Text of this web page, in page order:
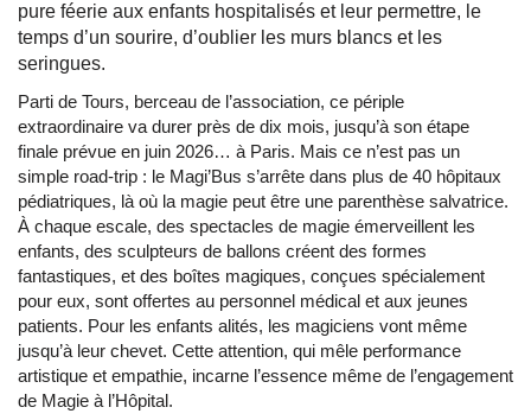
pure féerie aux enfants hospitalisés et leur permettre, le
temps d’un sourire, d’oublier les murs blancs et les
seringues.
Parti de Tours, berceau de l’association, ce périple
extraordinaire va durer près de dix mois, jusqu’à son étape
finale prévue en juin 2026… à Paris. Mais ce n’est pas un
simple road-trip : le Magi’Bus s’arrête dans plus de 40 hôpitaux
pédiatriques, là où la magie peut être une parenthèse salvatrice.
À chaque escale, des spectacles de magie émerveillent les
enfants, des sculpteurs de ballons créent des formes
fantastiques, et des boîtes magiques, conçues spécialement
pour eux, sont offertes au personnel médical et aux jeunes
patients. Pour les enfants alités, les magiciens vont même
jusqu’à leur chevet. Cette attention, qui mêle performance
artistique et empathie, incarne l’essence même de l’engagement
de Magie à l’Hôpital.